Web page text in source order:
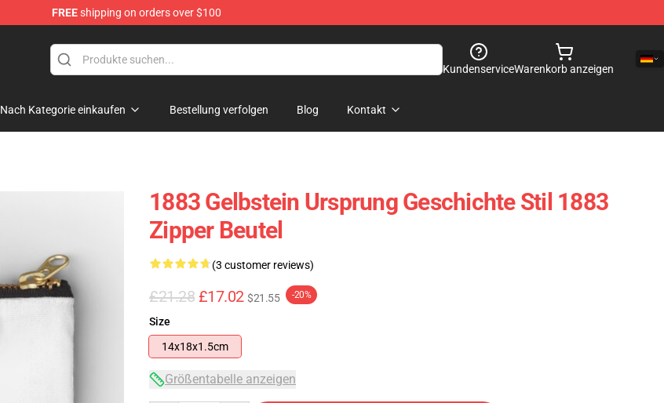
FREEshipping on orders over $100
KundenserviceWarenkorb anzeigen
Nach Kategorie einkaufen Bestellung verfolgen Blog Kontakt
1883 Gelbstein Ursprung Geschichte Stil 1883
Zipper Beutel
(3 customer reviews)
£21.28 £17.02 $21.55 -20%
Size
14x18x1.5cm
Größentabelle anzeigen